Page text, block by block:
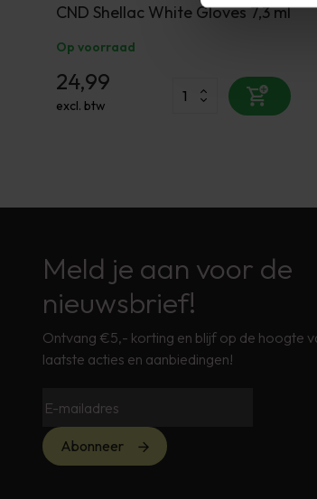
CND Shellac White Gloves 7,3 ml
Op voorraad
24,99
excl. btw
Meld je aan voor de
nieuwsbrief!
Ontvang €5,- korting en blijf op de hoogte
laatste acties en aanbiedingen!
Abonneer